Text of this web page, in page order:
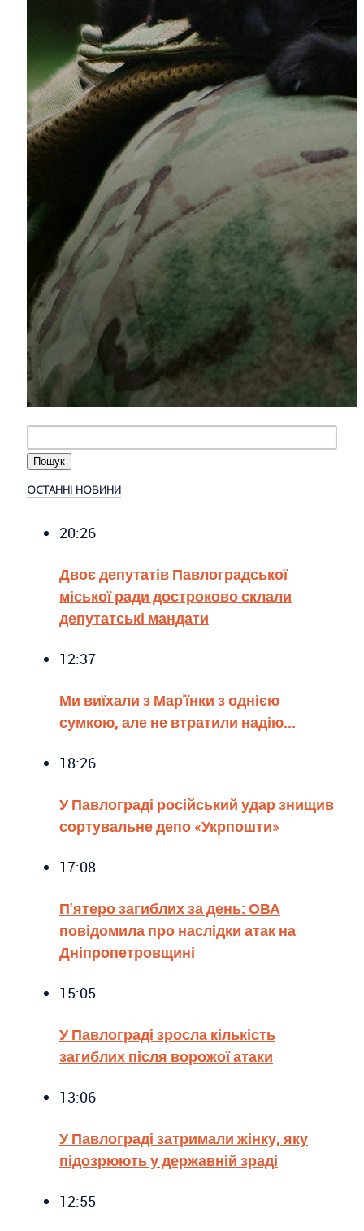
ОСТАННІ НОВИНИ
20:26
Двоє депутатів Павлоградської
міської ради достроково склали
депутатські мандати
12:37
Ми виїхали з Мар'їнки з однією
сумкою, але не втратили надію...
18:26
У Павлограді російський удар знищив
сортувальне депо «Укрпошти»
17:08
П’ятеро загиблих за день: ОВА
повідомила про наслідки атак на
Дніпропетровщині
15:05
У Павлограді зросла кількість
загиблих після ворожої атаки
13:06
У Павлограді затримали жінку, яку
підозрюють у державній зраді
12:55